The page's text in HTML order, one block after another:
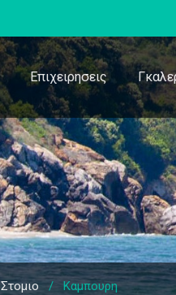
Επιχειρησεις
Στομιο / Καμπουρη